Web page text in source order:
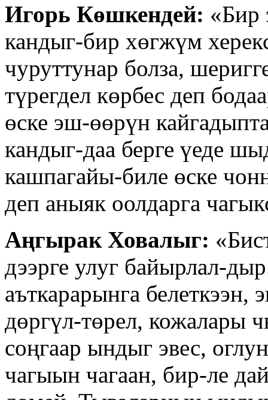
Игорь Көшкендей: «Бир
кандыг-бир хөгжүм
чуруттунар болза,
түрегдел көрбес деп
өске эш-өөрүн
кандыг-даа берге үеде
кашпагайы-биле өске
деп аныяк оолдарга
Аңгырак Ховалыг:
дээрге улуг байырлал-
аъткарарынга белеткээн,
дөргүл-төрел, кожалары
соңгаар ындыг эвес,
чагыын чагаан, бир-ле